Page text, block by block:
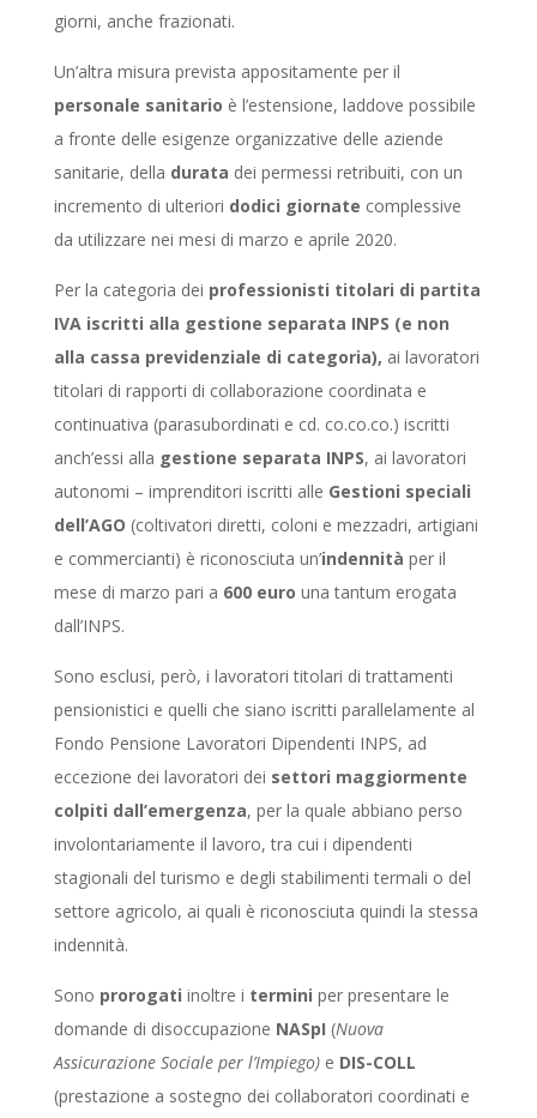
giorni, anche frazionati.
Un’altra misura prevista appositamente per il
personale sanitario è l’estensione, laddove possibile
a fronte delle esigenze organizzative delle aziende
sanitarie, della durata dei permessi retribuiti, con un
incremento di ulteriori dodici giornate complessive
da utilizzare nei mesi di marzo e aprile 2020.
Per la categoria dei professionisti titolari di partita
IVA iscritti alla gestione separata INPS (e non
alla cassa previdenziale di categoria), ai lavoratori
titolari di rapporti di collaborazione coordinata e
continuativa (parasubordinati e cd. co.co.co.) iscritti
anch’essi alla gestione separata INPS, ai lavoratori
autonomi – imprenditori iscritti alle Gestioni speciali
dell’AGO (coltivatori diretti, coloni e mezzadri, artigiani
e commercianti) è riconosciuta un’indennità per il
mese di marzo pari a 600 euro una tantum erogata
dall’INPS.
Sono esclusi, però, i lavoratori titolari di trattamenti
pensionistici e quelli che siano iscritti parallelamente al
Fondo Pensione Lavoratori Dipendenti INPS, ad
eccezione dei lavoratori dei settori maggiormente
colpiti dall’emergenza, per la quale abbiano perso
involontariamente il lavoro, tra cui i dipendenti
stagionali del turismo e degli stabilimenti termali o del
settore agricolo, ai quali è riconosciuta quindi la stessa
indennità.
Sono prorogati inoltre i termini per presentare le
domande di disoccupazione NASpI (Nuova
Assicurazione Sociale per l’Impiego) e DIS-COLL
(prestazione a sostegno dei collaboratori coordinati e